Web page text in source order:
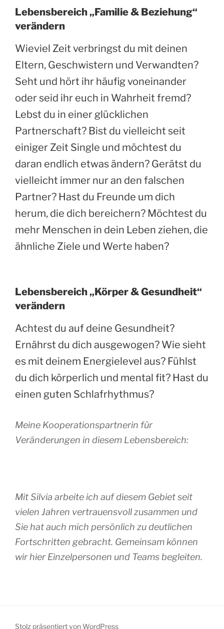
Lebensbereich „Familie & Beziehung“
verändern
Wieviel Zeit verbringst du mit deinen
Eltern, Geschwistern und Verwandten?
Seht und hört ihr häufig voneinander
oder seid ihr euch in Wahrheit fremd?
Lebst du in einer glücklichen
Partnerschaft? Bist du vielleicht seit
einiger Zeit Single und möchtest du
daran endlich etwas ändern? Gerätst du
vielleicht immer nur an den falschen
Partner? Hast du Freunde um dich
herum, die dich bereichern? Möchtest du
mehr Menschen in dein Leben ziehen, die
ähnliche Ziele und Werte haben?
Lebensbereich „Körper & Gesundheit“
verändern
Achtest du auf deine Gesundheit?
Ernährst du dich ausgewogen? Wie sieht
es mit deinem Energielevel aus? Fühlst
du dich körperlich und mental fit? Hast du
einen guten Schlafrhythmus?
Meine Kooperationspartnerin für
Veränderungen in diesem Lebensbereich:
Mit Silvia arbeite ich auf diesem Gebiet seit
vielen Jahren vertrauensvoll zusammen und
Sie hat auch mich persönlich zu deutlichen
Fortschritten gebracht. Gemeinsam können
wir hier Einzelpersonen und Teams begleiten.
Stolz präsentiert von WordPress